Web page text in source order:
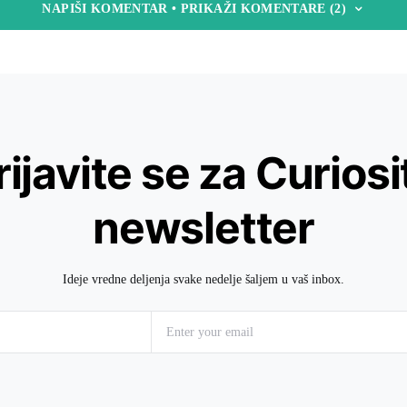
NAPIŠI KOMENTAR • PRIKAŽI KOMENTARE (2)
se za
newsletter
Ideje vredne deljenja svake nedelje šaljem u vaš inbox.